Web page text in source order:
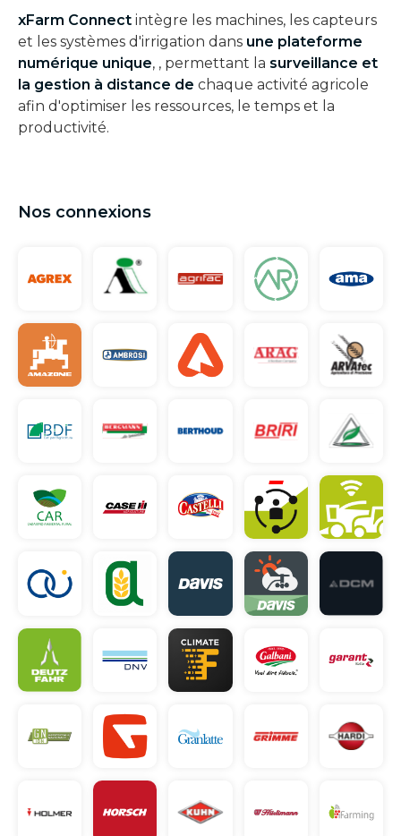
xFarm Connect intègre les machines, les capteurs
et les systèmes d'irrigation dans une plateforme
numérique unique, , permettant la surveillance et
la gestion à distance de chaque activité agricole
afin d'optimiser les ressources, le temps et la
productivité.
Nos connexions